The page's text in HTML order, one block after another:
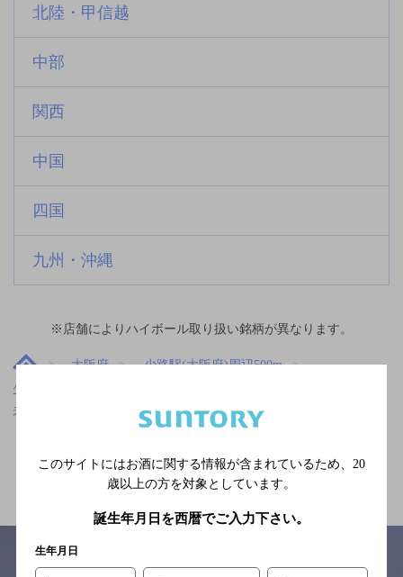
北陸・甲信越
中部
関西
中国
四国
九州・沖縄
※店舗によりハイボール取り扱い銘柄が異なります。
大阪府
少路駅(大阪府)周辺500m
少路駅(大阪府)周辺500m,バー,食べ放題あり,5,000円以上～7,000円
未満のお店
関連ページ
このサイトにはお酒に関する情報が含まれているため、 20
歳以上の方を対象としています。
誕生年月日を西暦でご入力下さい。
生年月日